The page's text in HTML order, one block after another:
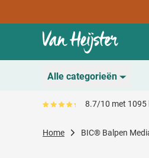
Ga naar de inhoud
Alle categorieën
Duurzaam
Gemiddeld 8.7/10 met 1095
Home BIC® Balpen